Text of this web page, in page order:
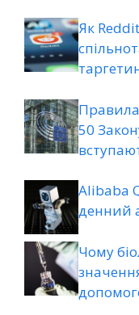
Як
Правила
50
Alibaba
денний
Чому